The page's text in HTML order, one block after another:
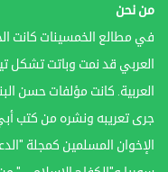
من نحن
في مطالع الخمسينات كانت
العربي قد نمت وباتت تشكل
العربية. كانت مؤلفات حسن
جرى تعريبه ونشره من كتب
الإخوان المسلمين كمجلة